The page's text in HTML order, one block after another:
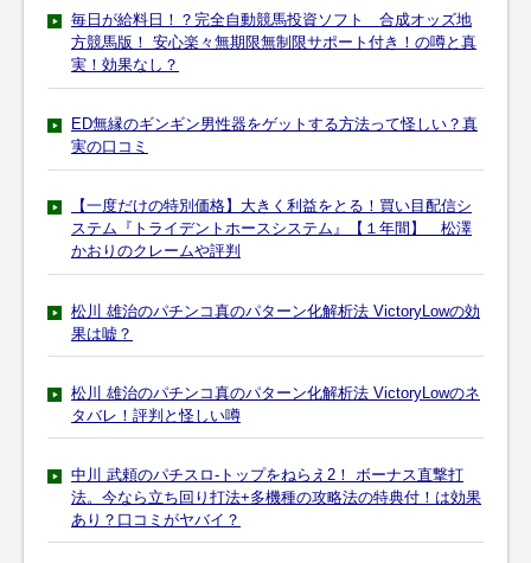
毎日が給料日！？完全自動競馬投資ソフト 合成オッズ地
方競馬版！ 安心楽々無期限無制限サポート付き！の噂と真
実！効果なし？
ED無縁のギンギン男性器をゲットする方法って怪しい？真
実の口コミ
【一度だけの特別価格】大きく利益をとる！買い目配信シ
ステム『トライデントホースシステム』【１年間】 松澤
かおりのクレームや評判
松川 雄治のパチンコ真のパターン化解析法 VictoryLowの効
果は嘘？
松川 雄治のパチンコ真のパターン化解析法 VictoryLowのネ
タバレ！評判と怪しい噂
中川 武頼のパチスロ-トップをねらえ2！ ボーナス直撃打
法。今なら立ち回り打法+多機種の攻略法の特典付！は効果
あり？口コミがヤバイ？